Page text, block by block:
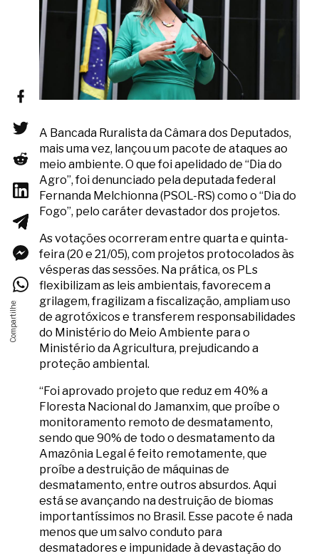
A Bancada Ruralista da Câmara dos Deputados,
mais uma vez, lançou um pacote de ataques ao
meio ambiente. O que foi apelidado de “Dia do
Agro”, foi denunciado pela deputada federal
Fernanda Melchionna (PSOL-RS) como o “Dia do
Fogo”, pelo caráter devastador dos projetos.
As votações ocorreram entre quarta e quinta-
feira (20 e 21/05), com projetos protocolados às
vésperas das sessões. Na prática, os PLs
flexibilizam as leis ambientais, favorecem a
grilagem, fragilizam a fiscalização, ampliam uso
de agrotóxicos e transferem responsabilidades
do Ministério do Meio Ambiente para o
Ministério da Agricultura, prejudicando a
proteção ambiental.
“Foi aprovado projeto que reduz em 40% a
Floresta Nacional do Jamanxim, que proíbe o
monitoramento remoto de desmatamento,
sendo que 90% de todo o desmatamento da
Amazônia Legal é feito remotamente, que
proíbe a destruição de máquinas de
desmatamento, entre outros absurdos. Aqui
está se avançando na destruição de biomas
importantíssimos no Brasil. Esse pacote é nada
menos que um salvo conduto para
desmatadores e impunidade à devastação do